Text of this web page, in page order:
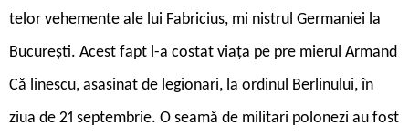
­telor vehemente ale lui Fabricius, mi ­nistrul Germaniei la
București. Acest fapt l-a costat viața pe pre ­mierul Armand
Că ­linescu, asasinat de legionari, la ordinul Berlinului, în
ziua de 21 septembrie. O seamă de militari polonezi au fost